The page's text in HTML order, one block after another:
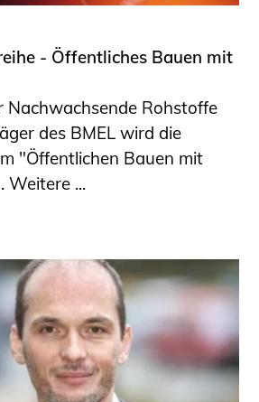
Auftraggeber und
der IK-Bau
Schülerinnen,
und Schüler
Praxis-
- ­­­Öffentliches Bauen mit
Nachwachsende Rohstoffe
des BMEL wird die
"Öffentlichen Bauen mit
Weitere ...